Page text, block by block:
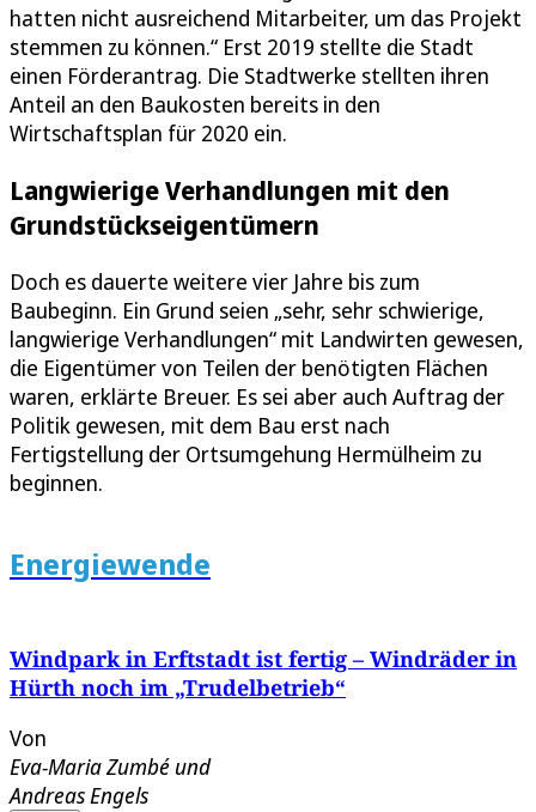
hatten nicht ausreichend Mitarbeiter, um das Projekt
stemmen zu können.“ Erst 2019 stellte die Stadt
einen Förderantrag. Die Stadtwerke stellten ihren
Anteil an den Baukosten bereits in den
Wirtschaftsplan für 2020 ein.
Langwierige Verhandlungen mit den
Grundstückseigentümern
Doch es dauerte weitere vier Jahre bis zum
Baubeginn. Ein Grund seien „sehr, sehr schwierige,
langwierige Verhandlungen“ mit Landwirten gewesen,
die Eigentümer von Teilen der benötigten Flächen
waren, erklärte Breuer. Es sei aber auch Auftrag der
Politik gewesen, mit dem Bau erst nach
Fertigstellung der Ortsumgehung Hermülheim zu
beginnen.
Energiewende
Windpark in Erftstadt ist fertig – Windräder in
Hürth noch im „Trudelbetrieb“
Von
Eva-Maria Zumbé und
Andreas Engels